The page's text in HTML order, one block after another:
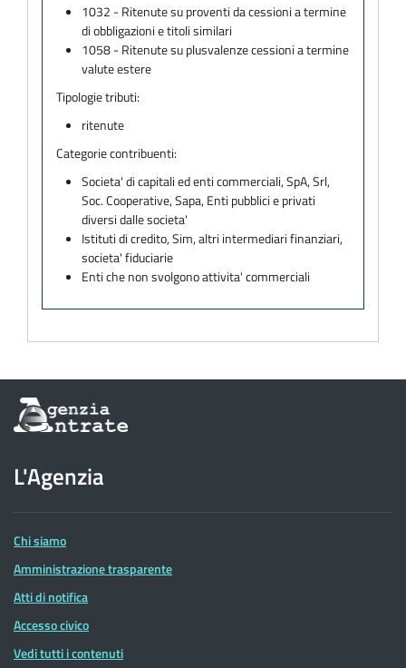
1032 - Ritenute su proventi da cessioni a termine
di obbligazioni e titoli similari
1058 - Ritenute su plusvalenze cessioni a termine
valute estere
Tipologie tributi:
ritenute
Categorie contribuenti:
Societa' di capitali ed enti commerciali, SpA, Srl,
Soc. Cooperative, Sapa, Enti pubblici e privati
diversi dalle societa'
Istituti di credito, Sim, altri intermediari finanziari,
societa' fiduciarie
Enti che non svolgono attivita' commerciali
Informazioni
sul
dell'Agenzia
delle
Entrate
L'Agenzia
Chi siamo
Amministrazione trasparente
Atti di notifica
Accesso civico
Vedi tutti i contenuti